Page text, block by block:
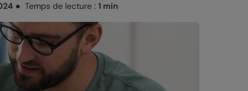
● Temps de lecture : 1 min